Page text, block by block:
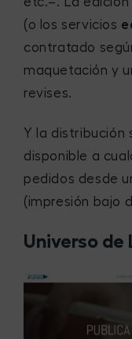
(o los servicios
contratado
maquetación y
revises.
Y la distribución
disponible a
pedidos desde
(impresión bajo
Universo de